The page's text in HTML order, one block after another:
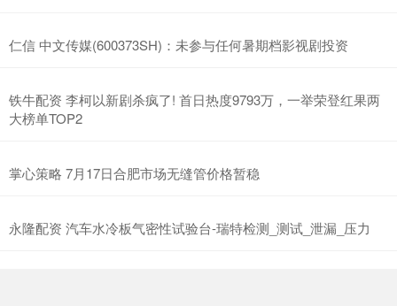
仁信 中文传媒(600373SH)：未参与任何暑期档影视剧投资
铁牛配资 李柯以新剧杀疯了! 首日热度9793万，一举荣登红果两
大榜单TOP2
掌心策略 7月17日合肥市场无缝管价格暂稳
永隆配资 汽车水冷板气密性试验台-瑞特检测_测试_泄漏_压力